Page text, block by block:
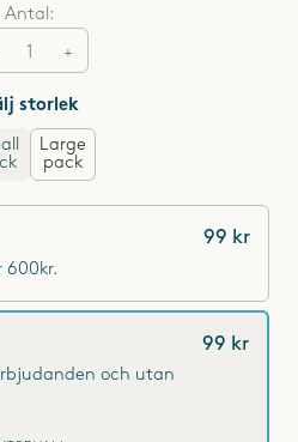
Antal:
+
Large
pack
storlek
600kr.
99 kr
och utan
99 kr